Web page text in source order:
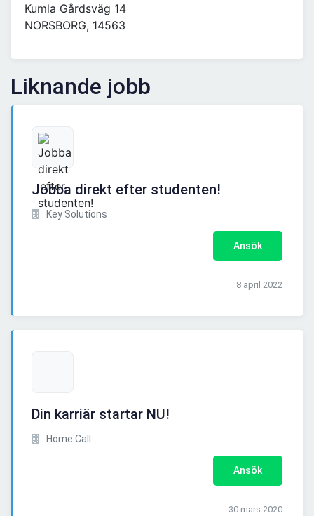
Kumla Gårdsväg 14
NORSBORG, 14563
Liknande jobb
Jobba direkt efter studenten!
Key Solutions
Ansök
8 april 2022
Din karriär startar NU!
Home Call
Ansök
30 mars 2020